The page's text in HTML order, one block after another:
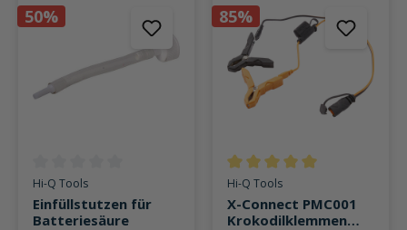
50%
Durchschnittliche Bewertung von 0 von 5 Sternen
Hi-Q Tools
Einfüllstutzen für
Batteriesäure
85%
Durchschnittliche Bewertung
Hi-Q Tools
X-Connect PMC001
Krokodilklemmen